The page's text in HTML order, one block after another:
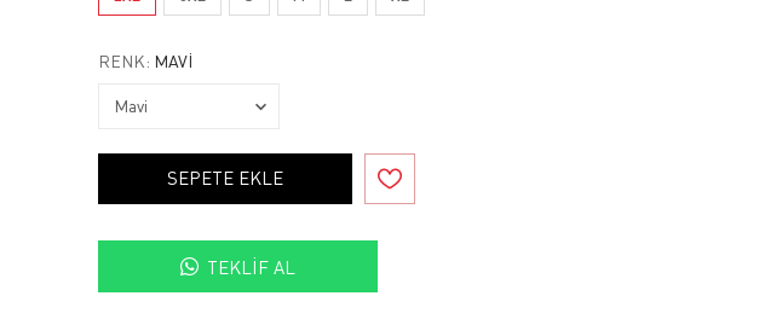
RENK: MAVI
SEPETE EKLE
TEKLIF AL